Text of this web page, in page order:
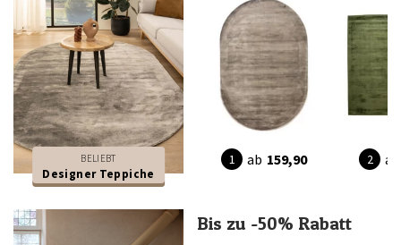
BELIEBT
Designer Teppiche
ab 159,90 ab
Bis zu -50% Rabatt